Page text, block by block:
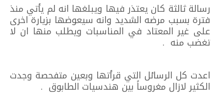
رسالة ثالثة كان يعتذر فيها ويبلغها انه لم يأتي منذ
فترة بسبب مرضه الشديد وانه سيعوضها بزيارة اخرى
على غير المعتاد في المناسبات ويطلب منها ان لا
تغضب منه .
اعدت كل الرسائل التي قرأتها وبعين متفحصة وجدت
الكثير لازال مغروساً بين هندسيات الطابوق .